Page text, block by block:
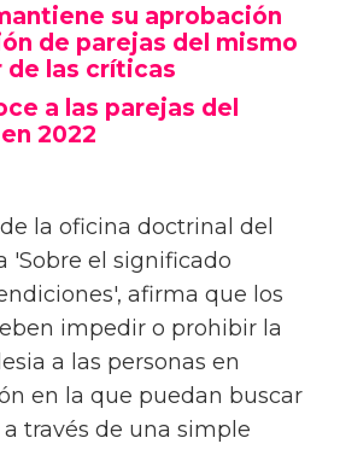
su aprobación
de parejas del mismo
de las críticas
a las parejas del
2022
la oficina doctrinal del
'Sobre el significado
afirma que los
impedir o prohibir la
a las personas en
en la que puedan buscar
través de una simple